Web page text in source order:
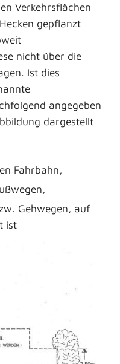
Verkehrsflächen
gepflanzt
nicht über die
Ist dies
angegeben
dargestellt
Fahrbahn,
Gehwegen, auf
ist